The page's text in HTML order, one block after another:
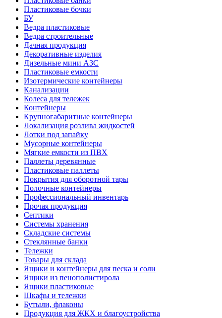
Пластиковые бочки
БУ
Ведра пластиковые
Ведра строительные
Дачная продукция
Декоративные изделия
Дизельные мини АЗС
Пластиковые емкости
Изотермические контейнеры
Канализации
Колеса для тележек
Контейнеры
Крупногабаритные контейнеры
Локализация розлива жидкостей
Лотки под запайку
Мусорные контейнеры
Мягкие емкости из ПВХ
Паллеты деревянные
Пластиковые паллеты
Покрытия для оборотной тары
Полочные контейнеры
Профессиональный инвентарь
Прочая продукция
Септики
Системы хранения
Складские системы
Стеклянные банки
Тележки
Товары для склада
Ящики и контейнеры для песка и соли
Ящики из пенополистирола
Ящики пластиковые
Шкафы и тележки
Бутыли, флаконы
Продукция для ЖКХ и благоустройства